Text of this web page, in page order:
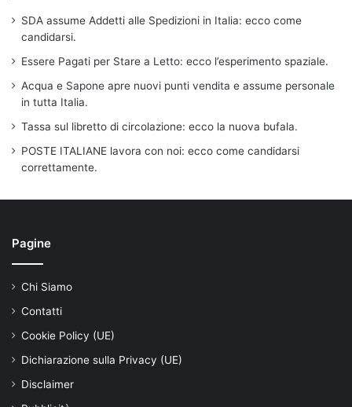
SDA assume Addetti alle Spedizioni in Italia: ecco come
candidarsi.
Essere Pagati per Stare a Letto: ecco l’esperimento spaziale.
Acqua e Sapone apre nuovi punti vendita e assume personale
in tutta Italia.
Tassa sul libretto di circolazione: ecco la nuova bufala.
POSTE ITALIANE lavora con noi: ecco come candidarsi
correttamente.
Pagine
Chi Siamo
Contatti
Cookie Policy (UE)
Dichiarazione sulla Privacy (UE)
Disclaimer